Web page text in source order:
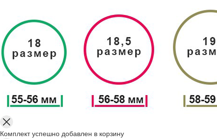
Комплект успешно добавлен в корзину